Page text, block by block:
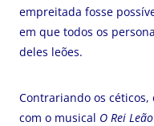
empreitada fosse
em que todos os
deles leões.
Contrariando os
com o musical O Rei Leão